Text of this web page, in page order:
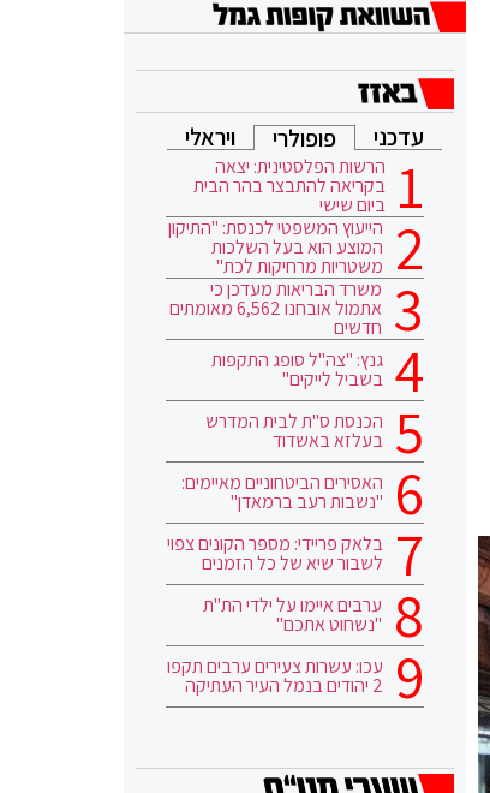
עדכני פופולרי ויראלי
הרשות הפלסטינית: יצאה
בקריאה להתבצר בהר הבית
ביום שישי
הייעוץ המשפטי לכנסת: "התיקון
המוצע הוא בעל השלכות
משטריות מרחיקות לכת"
משרד הבריאות מעדכן כי
אתמול אובחנו 6,562 מאומתים
חדשים
גנץ: "צה"ל סופג התקפות
בשביל לייקים"
הכנסת ס"ת לבית המדרש
בעלזא באשדוד
האסירים הביטחוניים מאיימים:
"נשבות רעב ברמאדן"
בלאק פריידי: מספר הקונים צפוי
לשבור שיא של כל הזמנים
ערבים איימו על ילדי הת"ת
"נשחוט אתכם"
עכו: עשרות צעירים ערבים תקפו
2 יהודים בנמל העיר העתיקה